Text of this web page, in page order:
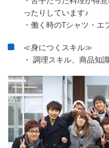
ったりしています♪
・働く時のTシャツ・エ
≪身につくスキル≫
・ 調理スキル、商品知